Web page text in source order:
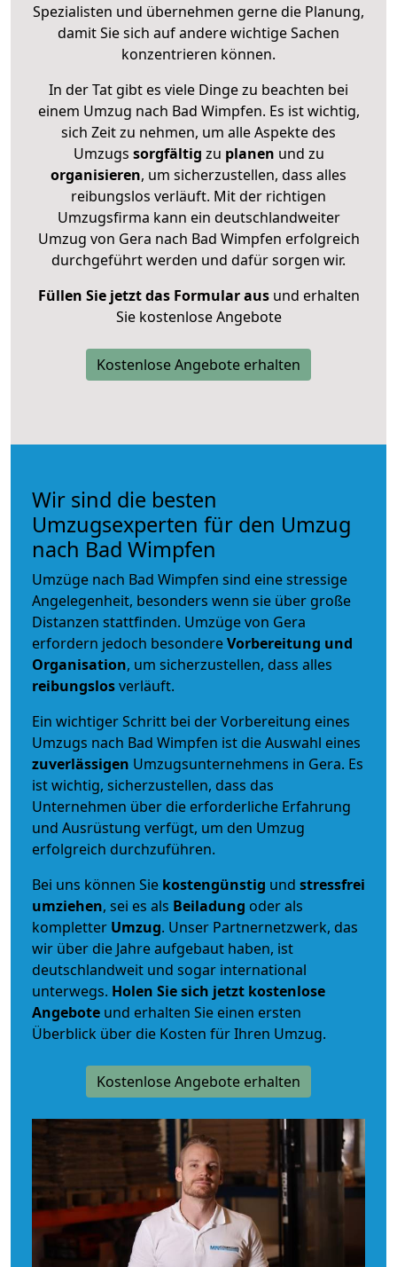
Spezialisten und übernehmen gerne die Planung,
damit Sie sich auf andere wichtige Sachen
konzentrieren können.
In der Tat gibt es viele Dinge zu beachten bei
einem Umzug nach Bad Wimpfen. Es ist wichtig,
sich Zeit zu nehmen, um alle Aspekte des
Umzugs sorgfältig zu planen und zu
organisieren, um sicherzustellen, dass alles
reibungslos verläuft. Mit der richtigen
Umzugsfirma kann ein deutschlandweiter
Umzug von Gera nach Bad Wimpfen erfolgreich
durchgeführt werden und dafür sorgen wir.
Füllen Sie jetzt das Formular ausund erhalten
Sie kostenlose Angebote
Kostenlose Angebote erhalten
Wir sind die besten
Umzugsexperten für den Umzug
nach Bad Wimpfen
Umzüge nach Bad Wimpfen sind eine stressige
Angelegenheit, besonders wenn sie über große
Distanzen stattfinden. Umzüge von Gera
erfordern jedoch besondereVorbereitung und
Organisation, um sicherzustellen, dass alles
reibungslosverläuft.
Ein wichtiger Schritt bei der Vorbereitung eines
Umzugs nach Bad Wimpfen ist die Auswahl eines
zuverlässigen Umzugsunternehmens in Gera. Es
ist wichtig, sicherzustellen, dass das
Unternehmen über die erforderliche Erfahrung
und Ausrüstung verfügt, um den Umzug
erfolgreich durchzuführen.
Bei uns können Sie kostengünstig und stressfrei
umziehen, sei es als Beiladung oder als
kompletter Umzug. Unser Partnernetzwerk, das
wir über die Jahre aufgebaut haben, ist
deutschlandweit und sogar international
unterwegs. Holen Sie sich jetzt kostenlose
Angebote und erhalten Sie einen ersten
Überblick über die Kosten für Ihren Umzug.
Kostenlose Angebote erhalten